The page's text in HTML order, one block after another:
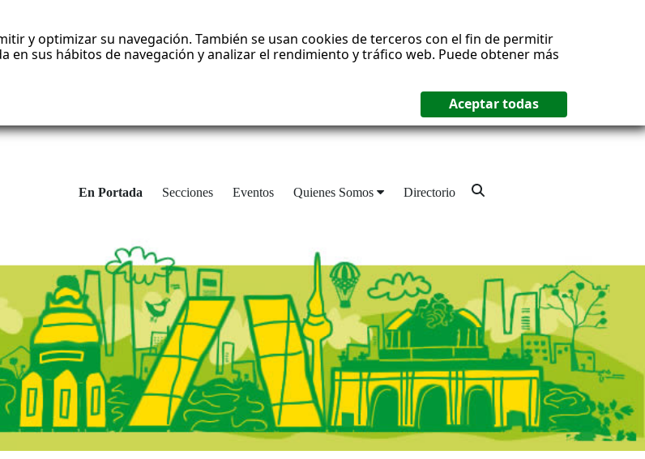
y optimizar su navegación. También se usan cookies de terceros con el fin de permitir
en sus hábitos de navegación y analizar el rendimiento y tráfico web. Puede obtener más
En Portada Secciones Eventos Quienes Somos Directorio